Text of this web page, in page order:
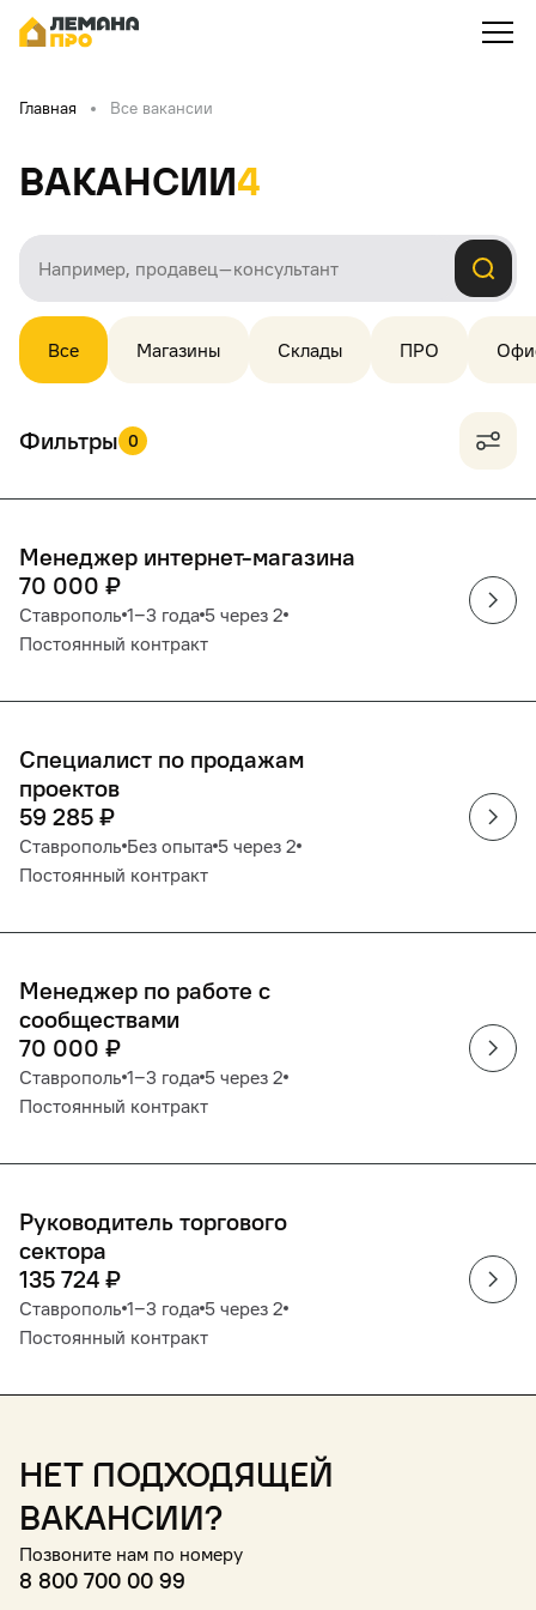
Главная Все вакансии
Вакансии4
Все Магазины Склады ПРО
Фильтры 0
Менеджер интернет-магазина
70 000 ₽
Ставрополь 1‒3 года 5 через 2
Постоянный контракт
Специалист по продажам
проектов
59 285 ₽
Ставрополь Без опыта 5 через 2
Постоянный контракт
Менеджер по работе с
сообществами
70 000 ₽
Ставрополь 1‒3 года 5 через 2
Постоянный контракт
Руководитель торгового
сектора
135 724 ₽
Ставрополь 1‒3 года 5 через 2
Постоянный контракт
Нет подходящей
вакансии?
Позвоните нам по номеру
8 800 700 00 99